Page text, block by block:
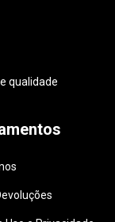
qualidade